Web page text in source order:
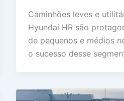
Caminhões leves e
Hyundai HR são
de pequenos e médios
o sucesso desse